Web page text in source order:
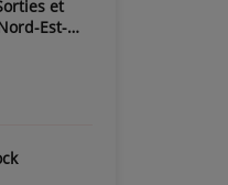
et
Est-